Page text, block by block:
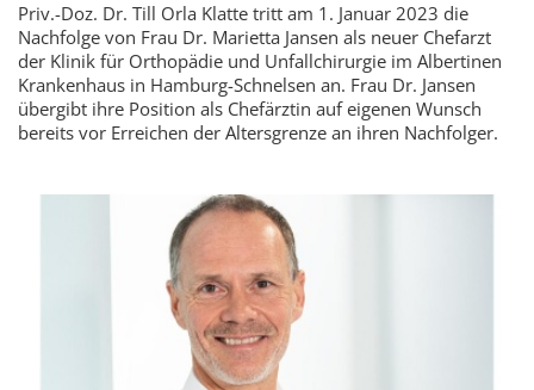
Priv.-Doz. Dr. Till Orla Klatte tritt am 1. Januar 2023 die
Nachfolge von Frau Dr. Marietta Jansen als neuer Chefarzt
der Klinik für Orthopädie und Unfallchirurgie im Albertinen
Krankenhaus in Hamburg-Schnelsen an. Frau Dr. Jansen
übergibt ihre Position als Chefärztin auf eigenen Wunsch
bereits vor Erreichen der Altersgrenze an ihren Nachfolger.